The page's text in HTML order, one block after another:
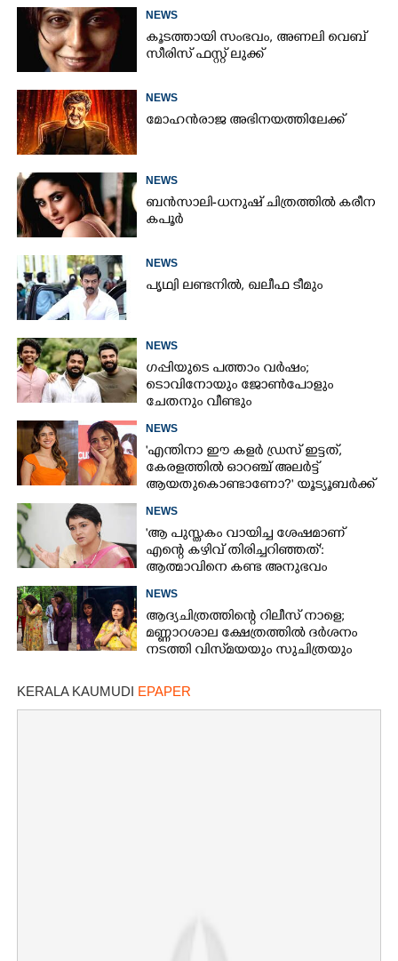
NEWS
കൂടത്തായി സംഭവം, അണലി വെബ്
സീരിസ് ഫസ്റ്റ് ലുക്ക്
NEWS
മോഹൻരാജ അഭിനയത്തിലേക്ക്
NEWS
ബൻസാലി-ധനുഷ് ചിത്രത്തിൽ കരീന
കപൂർ
NEWS
പൃഥ്വി ലണ്ടനിൽ, ഖലീഫ ടീമും
NEWS
ഗപ്പിയുടെ പത്താം വർഷം;​
ടൊവിനോയും ജോൺപോളും
ചേതനും വീണ്ടും
NEWS
'എന്തിനാ ഈ കളർ ഡ്രസ് ഇട്ടത്,
കേരളത്തിൽ ഓറഞ്ച് അല‌ർട്ട്
ആയതുകൊണ്ടാണോ?' യൂട്യൂബർക്ക്
NEWS
'ആ പുസ്തകം വായിച്ച ശേഷമാണ്
എന്റെ കഴിവ് തിരിച്ചറിഞ്ഞത്':
ആത്മാവിനെ കണ്ട അനുഭവം
NEWS
ആദ്യചിത്രത്തിന്റെ റിലീസ് നാളെ;
മണ്ണാറശാല ക്ഷേത്രത്തിൽ ദർശനം
നടത്തി വിസ്‌മയയും സുചിത്രയും
KERALA KAUMUDI EPAPER